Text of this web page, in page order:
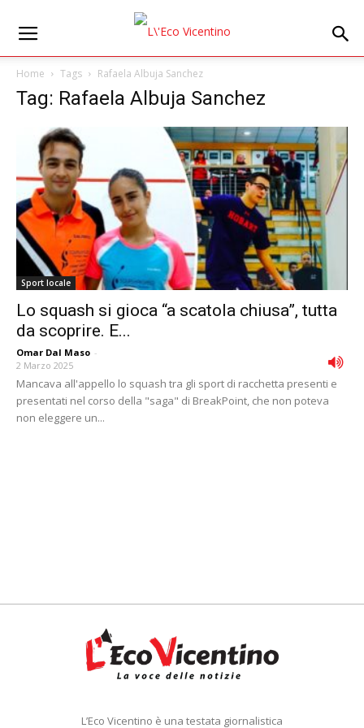
Home Tags Rafaela Albuja Sanchez
Tag: Rafaela Albuja Sanchez
Sport locale
Lo squash si gioca “a scatola chiusa”, tutta
da scoprire. E...
Omar Dal Maso -
2 Marzo 2025
Mancava all'appello lo squash tra gli sport di racchetta presenti e
presentati nel corso della "saga" di BreakPoint, che non poteva
non eleggere un...
L’Eco Vicentino è una testata giornalistica